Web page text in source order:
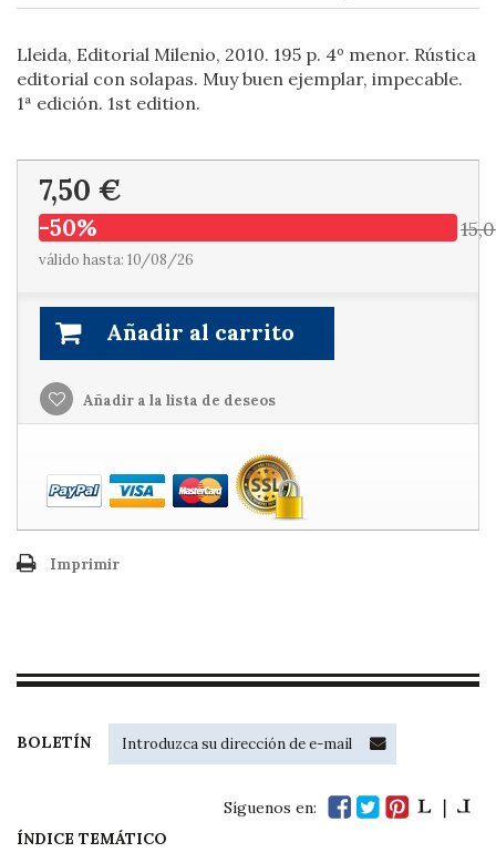
Lleida, Editorial Milenio, 2010. 195 p. 4º menor. Rústica
editorial con solapas. Muy buen ejemplar, impecable.
1ª edición. 1st edition.
7,50 €
-50%
válido hasta: 10/08/26
Añadir al carrito
Añadir a la lista de deseos
Imprimir
BOLETÍN
Síguenos en:
ÍNDICE TEMÁTICO